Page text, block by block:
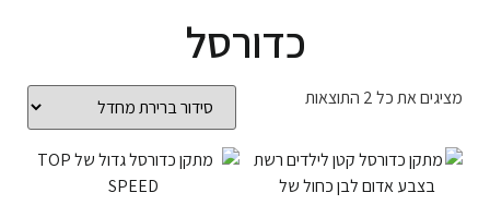
כדורסל
מציגים את כל ⁦2⁩ התוצאות